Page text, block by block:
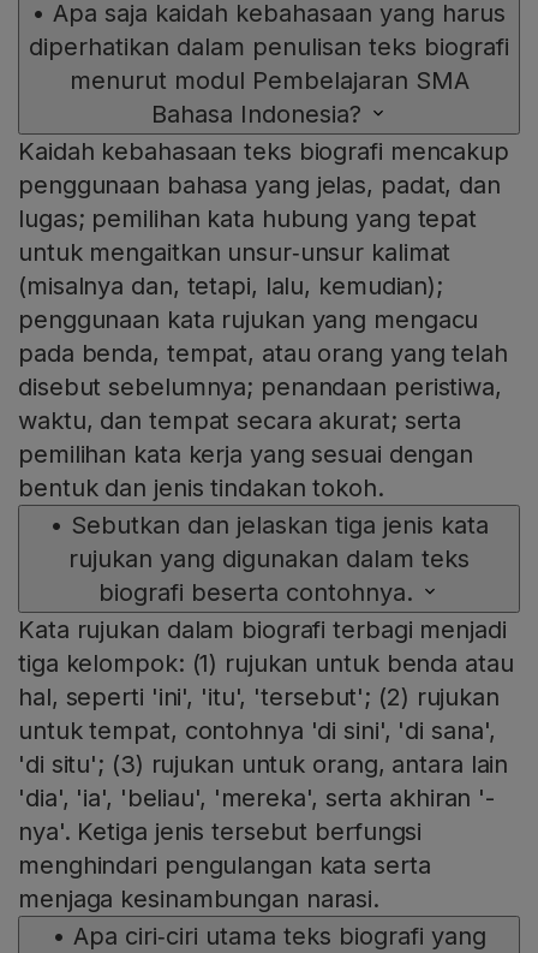
• Apa saja kaidah kebahasaan yang harus
diperhatikan dalam penulisan teks biografi
menurut modul Pembelajaran SMA
Bahasa Indonesia?
Kaidah kebahasaan teks biografi mencakup
penggunaan bahasa yang jelas, padat, dan
lugas; pemilihan kata hubung yang tepat
untuk mengaitkan unsur‑unsur kalimat
(misalnya dan, tetapi, lalu, kemudian);
penggunaan kata rujukan yang mengacu
pada benda, tempat, atau orang yang telah
disebut sebelumnya; penandaan peristiwa,
waktu, dan tempat secara akurat; serta
pemilihan kata kerja yang sesuai dengan
bentuk dan jenis tindakan tokoh.
• Sebutkan dan jelaskan tiga jenis kata
rujukan yang digunakan dalam teks
biografi beserta contohnya.
Kata rujukan dalam biografi terbagi menjadi
tiga kelompok: (1) rujukan untuk benda atau
hal, seperti 'ini', 'itu', 'tersebut'; (2) rujukan
untuk tempat, contohnya 'di sini', 'di sana',
'di situ'; (3) rujukan untuk orang, antara lain
'dia', 'ia', 'beliau', 'mereka', serta akhiran '-
nya'. Ketiga jenis tersebut berfungsi
menghindari pengulangan kata serta
menjaga kesinambungan narasi.
• Apa ciri‑ciri utama teks biografi yang